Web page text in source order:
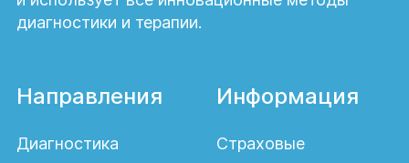
диагностики и терапии.
Направления
Диагностика
Информация
Страховые